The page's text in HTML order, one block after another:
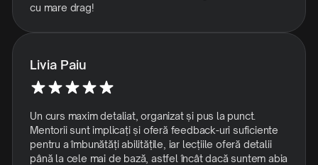
cu mare drag!
Livia Paiu
Un curs maxim detaliat, organizat și pus la punct.
Mentorii sunt implicați și oferă feedback-uri suficiente
pentru a îmbunătăți abilitățile, iar lecțiile oferă detalii
până la cele mai de bază, astfel încât dacă suntem abia